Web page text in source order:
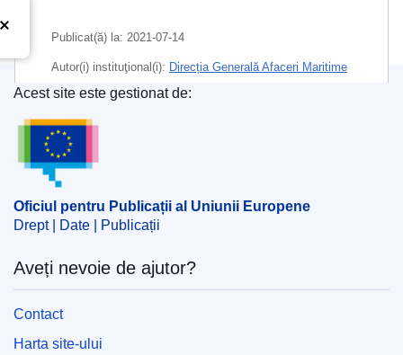
Publicat(ă) la: 2021-07-14
Autor(i) instituţional(i): Direcția Generală Afaceri Maritime
și Pescuit(Comisia Europeană
Subiecte:
de Nord
pescuit
CELEX : 52021XC0714(02)
OJ : JOC_2021_282_I_0001
IMMC : PUB(2021)580/1374237
Oficiul pentru Publicații al Uniunii Europene
Acest site este gestionat de:
Oficiul pentru Publicații al Uniunii Europene
Drept | Date | Publicații
Aveți nevoie de ajutor?
Contact
Harta site-ului